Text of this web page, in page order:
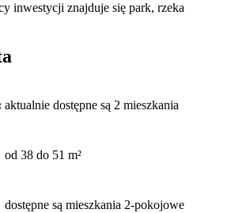
inwestycji znajduje się park, rzeka
aktualnie dostępne są 2 mieszkania
od 38 do 51 m²
dostępne są mieszkania 2-pokojowe